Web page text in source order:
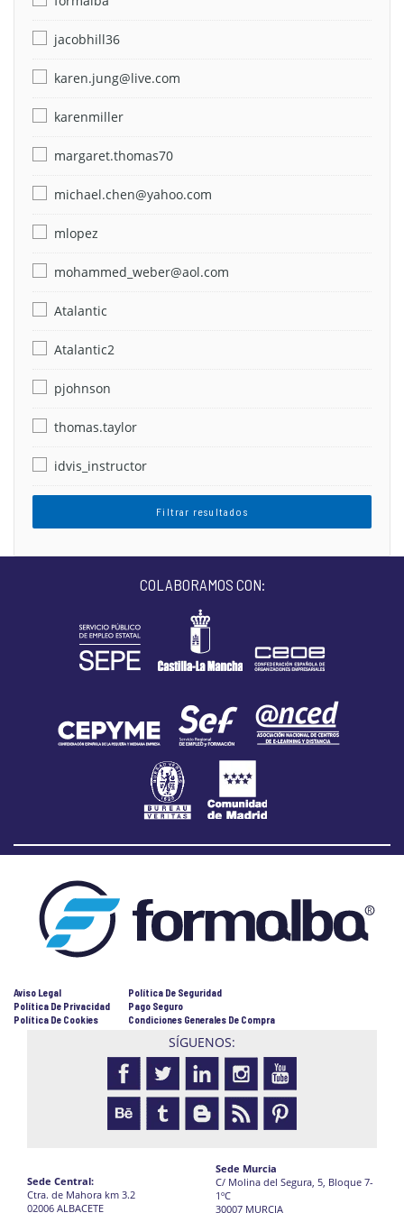
jacobhill36
karen.jung@live.com
karenmiller
margaret.thomas70
michael.chen@yahoo.com
mlopez
mohammed_weber@aol.com
Atalantic
Atalantic2
pjohnson
thomas.taylor
idvis_instructor
Filtrar resultados
COLABORAMOS CON:
Aviso Legal
Política De Privacidad
Política De Cookies
Política De Seguridad
Pago Seguro
Condiciones Generales De Compra
SÍGUENOS:
Sede Central:
Ctra. de Mahora km 3.2
02006 ALBACETE
Sede Murcia
C/ Molina del Segura, 5, Bloque 7-
1ºC
30007 MURCIA